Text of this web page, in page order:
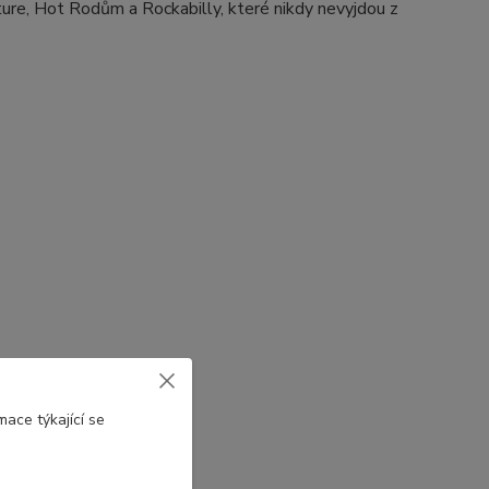
Hot Rodům a Rockabilly, které nikdy nevyjdou z
týkající se